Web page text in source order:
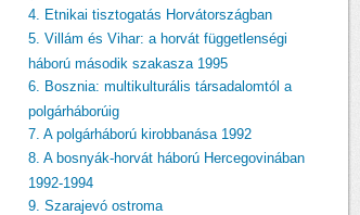
4. Etnikai tisztogatás Horvátországban
5. Villám és Vihar: a horvát függetlenségi
háború második szakasza 1995
6. Bosznia: multikulturális társadalomtól a
polgárháborúig
7. A polgárháború kirobbanása 1992
8. A bosnyák-horvát háború Hercegovinában
1992-1994
9. Szarajevó ostroma